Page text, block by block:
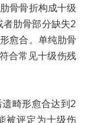
骨骨折构成十级
者肋骨部分缺失2
愈合。单纯肋骨
合常见十级伤残
畸形愈合达到2
被评定为十级伤